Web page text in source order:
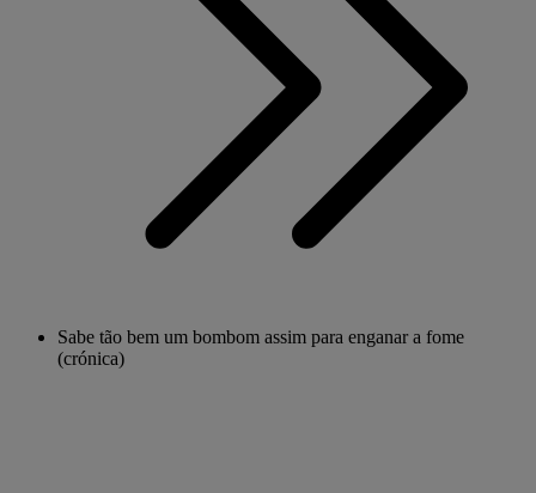
Sabe tão bem um bombom assim para enganar a fome
(crónica)